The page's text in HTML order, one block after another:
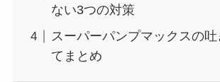
ない3つの対策
スーパーパンプマックスの
てまとめ